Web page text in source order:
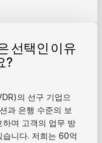
선택인 이유
?
의 선구 기업으
과 은행 수준의 보
며 고객의 업무 방
니다. 저희는 60억